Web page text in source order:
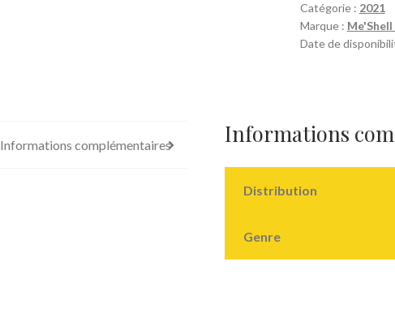
Catégorie : 2021
Marque :
Date de
Informations complémentaires Informations
Distribution
Genre